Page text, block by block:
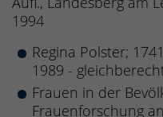
1994
Regina Polster;
1989 -
Frauen in der
Frauenforschung